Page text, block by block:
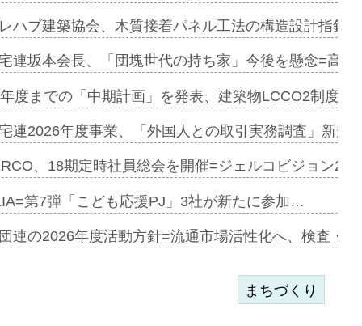
ンビ…
加=リンナ…
見込む=…
開始=三協…
ハブ建築協会、木質接着パネル工法の構造設計指針
連坂本会長、「団塊世代の持ち家」今後を懸念=高
度までの「中期計画」を発表、建築物LCCO2制度
連2026年度事業、「外国人との取引実務調査」新規
、18期定時社員総会を開催=ジェルコビジョン
第7弾「こども応援PJ」3社が新たに参加…
連の2026年度活動方針=流通市場活性化へ、検査・
まちづくり